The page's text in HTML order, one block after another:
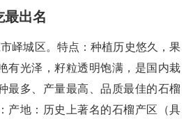
最出名
峄城区。特点：种植历史悠久，果
有光泽，籽粒透明饱满，是国内栽
最多、产量最高、品质最佳的石榴
产地：历史上著名的石榴产区（具